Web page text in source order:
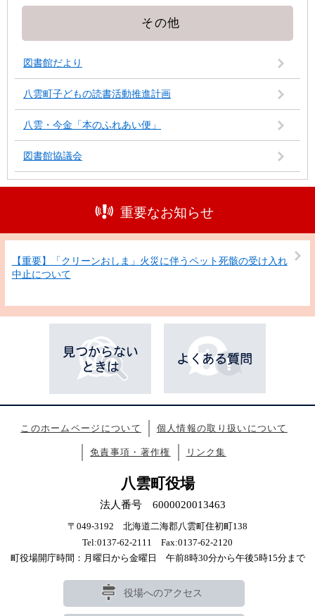
その他
図書館だより
八雲町子どもの読書活動推進計画
八雲・今金「本のふれあい便」
図書館協議会
重要なお知らせ
【重要】「クリーンおしま」火災に伴うペット死骸の受け入れ
中止について
このホームページについて 個人情報の取り扱いについて
免責事項・著作権 リンク集
八雲町役場
法人番号 6000020013463
〒049-3192 北海道二海郡八雲町住初町138
Tel:0137-62-2111 Fax:0137-62-2120
町役場開庁時間：月曜日から金曜日 午前8時30分から午後5時15分まで
役場へのアクセス